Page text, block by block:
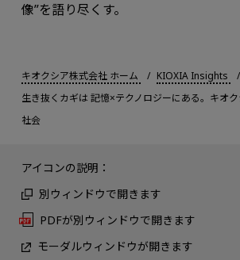
像”を語り尽くす。
キオクシア株式会社 ホーム KIOXIA Insights
生き抜くカギは 記憶×テクノロジーにある。キオ
社会
アイコンの説明：
別ウィンドウで開きます
PDFが別ウィンドウで開きます
モーダルウィンドウが開きます